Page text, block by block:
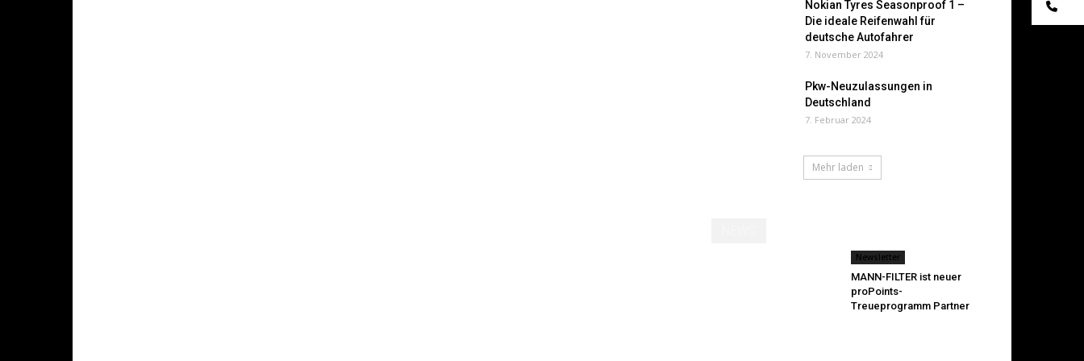
Nokian Tyres Seasonproof 1 –
Die ideale Reifenwahl für
deutsche Autofahrer
7. November 2024
Pkw-Neuzulassungen in
Deutschland
7. Februar 2024
Mehr laden
Newsletter
MANN-FILTER ist neuer
proPoints-
Treueprogramm Partner